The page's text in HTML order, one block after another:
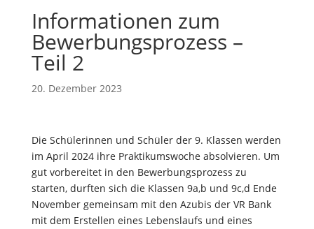
Informationen zum
Bewerbungsprozess –
Teil 2
20. Dezember 2023
Die Schülerinnen und Schüler der 9. Klassen werden
im April 2024 ihre Praktikumswoche absolvieren. Um
gut vorbereitet in den Bewerbungsprozess zu
starten, durften sich die Klassen 9a,b und 9c,d Ende
November gemeinsam mit den Azubis der VR Bank
mit dem Erstellen eines Lebenslaufs und eines